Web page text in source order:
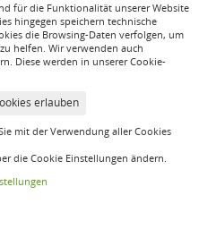
GbR
für die Funktionalität unserer Website
hingegen speichern technische
die Browsing-Daten verfolgen, um
helfen. Wir verwenden auch
Diese werden in unserer Cookie-
erlauben
mit der Verwendung aller Cookies
die Cookie Einstellungen ändern.